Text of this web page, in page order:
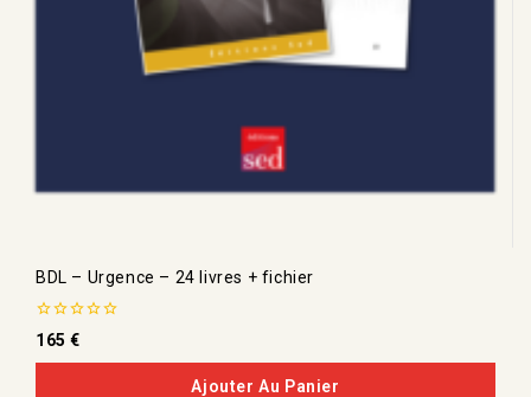
BDL – Urgence – 24 livres + fichier
0
de
5
165€
Ajouter Au Panier